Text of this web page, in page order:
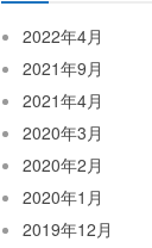
2022年4月
2021年9月
2021年4月
2020年3月
2020年2月
2020年1月
2019年12月